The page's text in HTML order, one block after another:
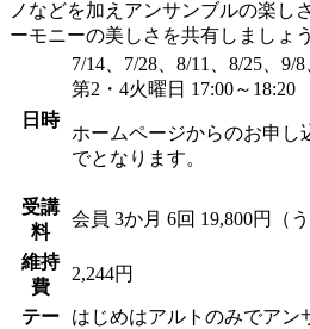
ノなどを加えアンサンブルの楽し
ーモニーの美しさを共有しましょう
日時
7/14、7/28、8/11、8/25、9/8
第2・4火曜日 17:00～18:20
ホームページからのお申し
でとなります。
受講
料
会員 3か月 6回 19,800円（
維持
費
2,244円
テー
はじめはアルトのみでアン